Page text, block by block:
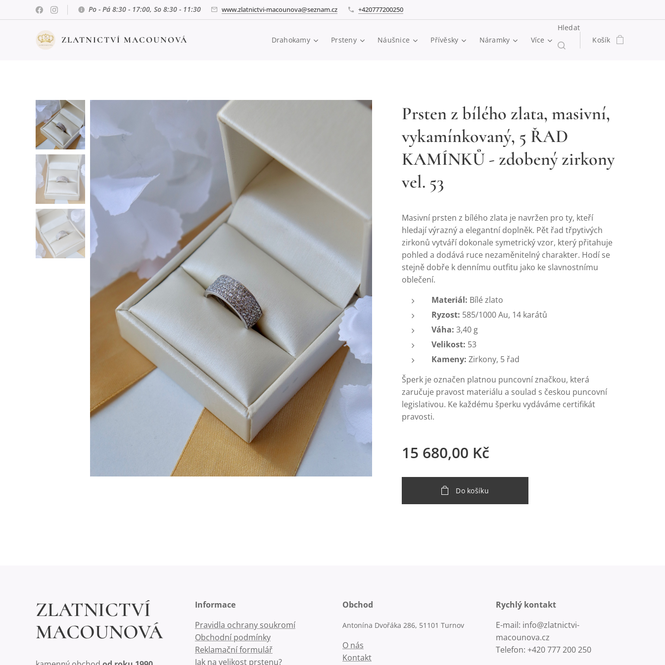
Po - Pá 8:30 - 17:00, So 8:30 - 11:30 www.zlatnictvi-macounova@seznam.cz +420777200250
ZLATNICTVÍ MACOUNOVÁ Drahokamy Prsteny Náušnice Přívěsky Náramky Více
Hledat
Košík
Prsten z bílého zlata, masivní,
vykamínkovaný, 5 ŘAD
KAMÍNKŮ - zdobený zirkony
vel. 53
Masivní prsten z bílého zlata je navržen pro ty, kteří
hledají výrazný a elegantní doplněk. Pět řad třpytivých
zirkonů vytváří dokonale symetrický vzor, který přitahuje
pohled a dodává ruce nezaměnitelný charakter. Hodí se
stejně dobře k dennímu outfitu jako ke slavnostnímu
oblečení.
Materiál: Bílé zlato
Ryzost: 585/1000 Au, 14 karátů
Váha: 3,40 g
Velikost: 53
Kameny: Zirkony, 5 řad
Šperk je označen platnou puncovní značkou, která
zaručuje pravost materiálu a soulad s českou puncovní
legislativou. Ke každému šperku vydáváme certifikát
pravosti.
15 680,00 Kč
Do košíku
ZLATNICTVÍ
MACOUNOVÁ
Informace
Pravidla ochrany soukromí
Obchodní podmínky
Reklamační formulář
Jak na velikost prstenu?
Obchod
Antonína Dvořáka 286, 51101 Turnov
O nás
Kontakt
Rychlý kontakt
E-mail: info@zlatnictvi-
macounova.cz
Telefon: +420 777 200 250